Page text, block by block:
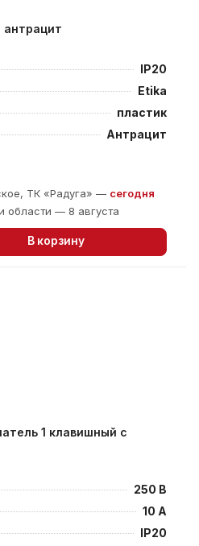
антрацит
IP20
Etika
пластик
Антрацит
ТК «Радуга» — сегодня
области — 8 августа
В корзину
1 клавишный с
250 В
10 А
IP20